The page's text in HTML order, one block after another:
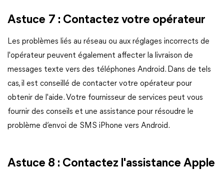
Astuce 7 : Contactez votre opérateur
Les problèmes liés au réseau ou aux réglages incorrects de
l'opérateur peuvent également affecter la livraison de
messages texte vers des téléphones Android. Dans de tels
cas, il est conseillé de contacter votre opérateur pour
obtenir de l'aide. Votre fournisseur de services peut vous
fournir des conseils et une assistance pour résoudre le
problème d’envoi de SMS iPhone vers Android.
Astuce 8 : Contactez l'assistance Apple